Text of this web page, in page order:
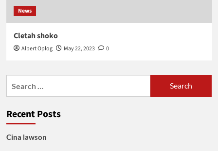
News
Cletah shoko
Albert Oplog May 22, 2023 0
Recent Posts
Cina lawson